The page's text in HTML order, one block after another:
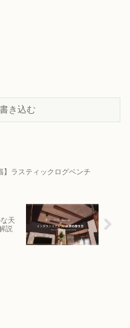
き込む
】ラスティックログベンチ
天
説